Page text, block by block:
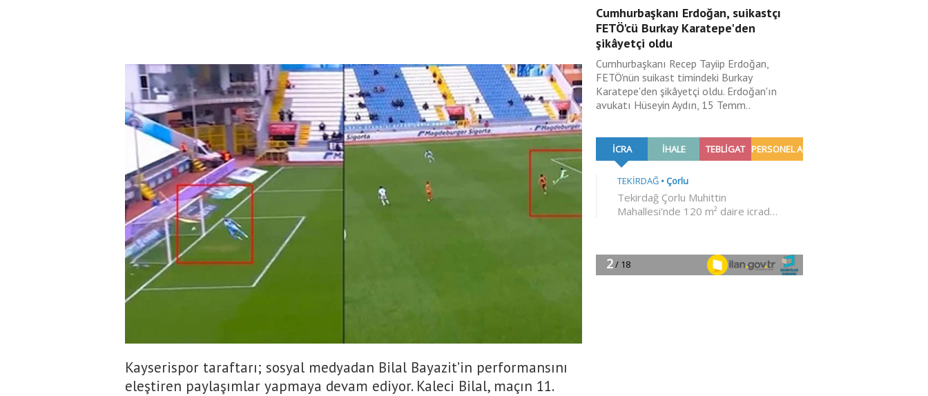
Kayserispor taraftarı; sosyal medyadan Bilal Bayazit’in performansını
eleştiren paylaşımlar yapmaya devam ediyor. Kaleci Bilal, maçın 11.
Cumhurbaşkanı Erdoğan, suikastçı
FETÖ'cü Burkay Karatepe'den
şikâyetçi oldu
Cumhurbaşkanı Recep Tayiip Erdoğan,
FETÖ'nün suikast timindeki Burkay
Karatepe'den şikâyetçi oldu. Erdoğan'ın
avukatı Hüseyin Aydın, 15 Temm..